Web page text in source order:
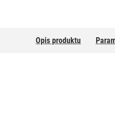
Opis produktu